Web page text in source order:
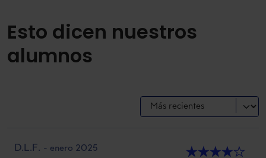
Esto dicen nuestros
alumnos
D.L.F. - enero 2025 ★★★★★